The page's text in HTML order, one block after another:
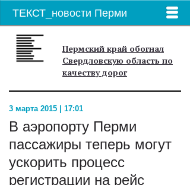
ТЕКСТ_новости Перми
Пермский край обогнал
Свердловскую область по
качеству дорог
3 марта 2015 | 17:01
В аэропорту Перми
пассажиры теперь могут
ускорить процесс
регистрации на рейс